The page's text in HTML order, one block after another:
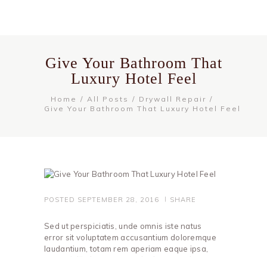
Give Your Bathroom That
Luxury Hotel Feel
Home All Posts
Drywall Repair
Give Your Bathroom That Luxury Hotel Feel
POSTED SEPTEMBER 28, 2016 SHARE
Sed ut perspiciatis, unde omnis iste natus
error sit voluptatem accusantium doloremque
laudantium, totam rem aperiam eaque ipsa,